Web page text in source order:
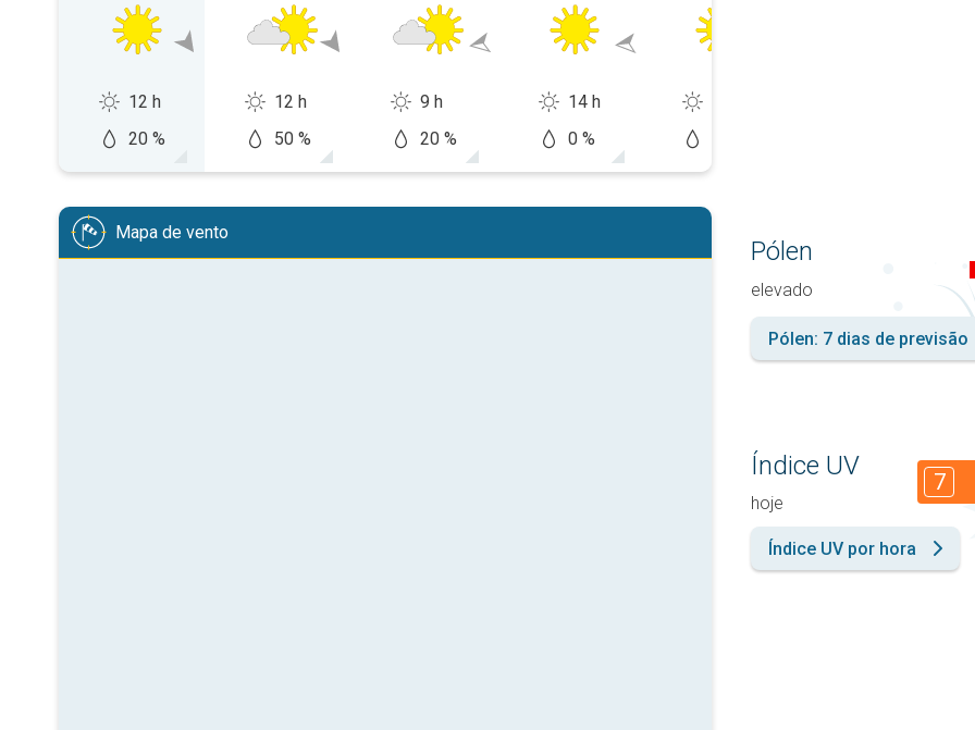
12 h
20 %
12 h
50 %
9 h
20 %
14 h
0 %
Mapa de vento
Pólen
elevado
Pólen: 7 dias de previsão
Índice UV
hoje
7
Índice UV por hora